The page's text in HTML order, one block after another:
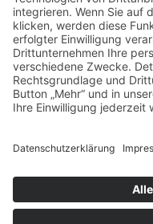
Bildung & Karriere
Medizin & Standorte
Impressum
Datenschutz